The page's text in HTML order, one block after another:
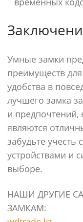
Умные замки
преимуществ
удобства в
лучшего замка
и предпочтений,
являются
забудьте учесть
устройствами и
выборе.
НАШИ ДРУГИЕ
ЗАМКАМ: